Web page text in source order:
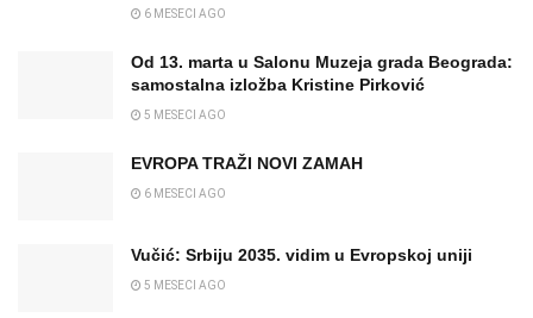
6 MESECI AGO
Od 13. marta u Salonu Muzeja grada Beograda:
samostalna izložba Kristine Pirković
5 MESECI AGO
EVROPA TRAŽI NOVI ZAMAH
6 MESECI AGO
Vučić: Srbiju 2035. vidim u Evropskoj uniji
5 MESECI AGO